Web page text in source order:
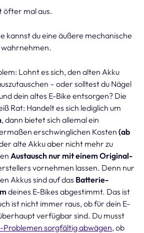
öfter mal aus.
kannst du eine äußere mechanische
wahrnehmen.
Lohnt es sich, den alten Akku
– oder solltest du Nägel
dein altes E-Bike entsorgen? Die
Rat: Handelt es sich lediglich um
, dann bietet sich allemal ein
erschwinglichen Kosten (ab
alte Akku aber nicht mehr zu
Austausch nur mit einem Original-
vornehmen lassen. Denn nur
Akkus sind auf das Batterie-
deines E-Bikes abgestimmt. Das ist
ist nicht immer raus, ob für dein E-
verfügbar sind. Du musst
Problemen sorgfältig abwägen, ob